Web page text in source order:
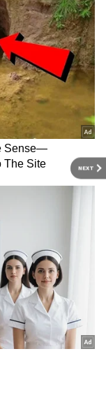
NEXT
ಪರಿಶ್ರಮವು
ಪ್ರವಾಸವನ್ನು